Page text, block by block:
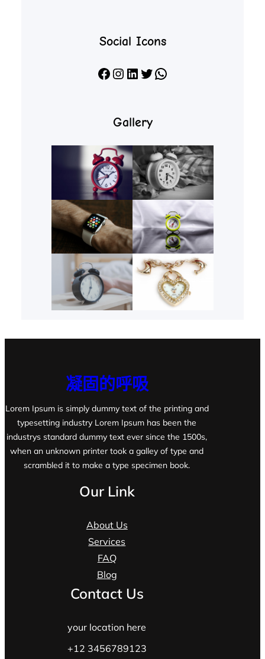
Social Icons
Facebook Instagram LinkedIn X WhatsApp
Gallery
凝固的呼吸
Lorem Ipsum is simply dummy text of the printing and
typesetting industry Lorem Ipsum has been the
industrys standard dummy text ever since the 1500s,
when an unknown printer took a galley of type and
scrambled it to make a type specimen book.
Our Link
About Us
Services
FAQ
Blog
Contact Us
your location here
+12 3456789123